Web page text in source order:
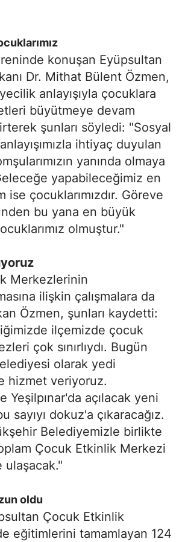
konuşan Eyüpsultan
Dr. Mithat Bülent Özmen,
anlayışıyla çocuklara
büyütmeye devam
şunları söyledi: "Sosyal
ihtiyaç duyulan
yanında olmaya
yapabileceğimiz en
ise çocuklarımızdır. Göreve
bu yana en büyük
olmuştur."
Merkezlerinin
ilişkin çalışmalara da
Özmen, şunları kaydetti:
ilçemizde çocuk
çok sınırlıydı. Bugün
olarak yedi
hizmet veriyoruz.
Yeşilpınar'da açılacak yeni
sayıyı dokuz'a çıkaracağız.
Belediyemizle birlikte
Çocuk Etkinlik Merkezi
ulaşacak."
oldu
Çocuk Etkinlik
eğitimlerini tamamlayan 124